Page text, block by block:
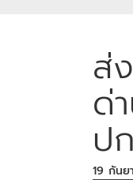
ส่
ด่
ป
19 กันย